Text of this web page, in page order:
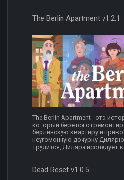
The Berlin Apartment v1.2.1
The Berlin Apartment - это
который берётся
берлинскую квартиру и
неугомонную дочурку
трудится, Диляра исследует
Dead Reset v1.0.5